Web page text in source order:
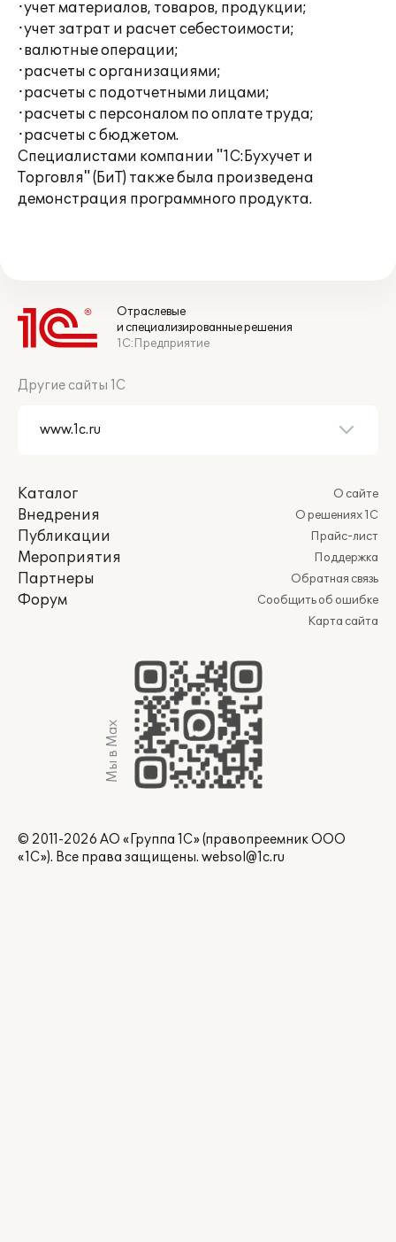
·учет материалов, товаров, продукции;
·учет затрат и расчет себестоимости;
·валютные операции;
·расчеты с организациями;
·расчеты с подотчетными лицами;
·расчеты с персоналом по оплате труда;
·расчеты с бюджетом.
Специалистами компании "1С:Бухучет и
Торговля" (БиТ) также была произведена
демонстрация программного продукта.
Отраслевые
и специализированные решения
1С:Предприятие
Другие сайты 1С
Каталог
Внедрения
Публикации
Мероприятия
Партнеры
Форум
О сайте
О решениях 1С
Прайс-лист
Поддержка
Обратная связь
Сообщить об ошибке
Карта сайта
Мы в Max
© 2011-2026 АО «Группа 1С» (правопреемник ООО
«1С»). Все права защищены. websol@1c.ru